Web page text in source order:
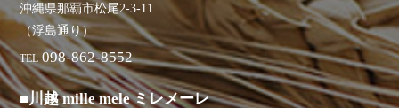
沖縄県那覇市松尾2-3-11
（浮島通り）
TEL 098-862-8552
■川越 mille mele ミレメーレ